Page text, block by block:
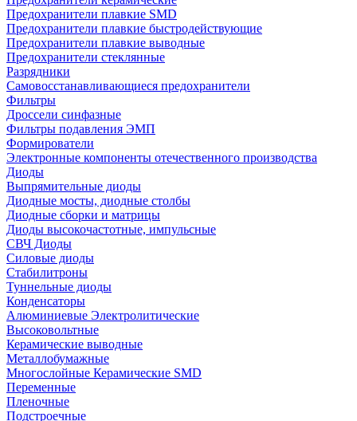
Предохранители плавкие SMD
Предохранители плавкие быстродействующие
Предохранители плавкие выводные
Предохранители стеклянные
Разрядники
Самовосстанавливающиеся предохранители
Фильтры
Дроссели синфазные
Фильтры подавления ЭМП
Формирователи
Электронные компоненты отечественного производства
Диоды
Выпрямительные диоды
Диодные мосты, диодные столбы
Диодные сборки и матрицы
Диоды высокочастотные, импульсные
СВЧ Диоды
Силовые диоды
Стабилитроны
Туннельные диоды
Конденсаторы
Алюминиевые Электролитические
Высоковольтные
Керамические выводные
Металлобумажные
Многослойные Керамические SMD
Переменные
Пленочные
Подстроечные